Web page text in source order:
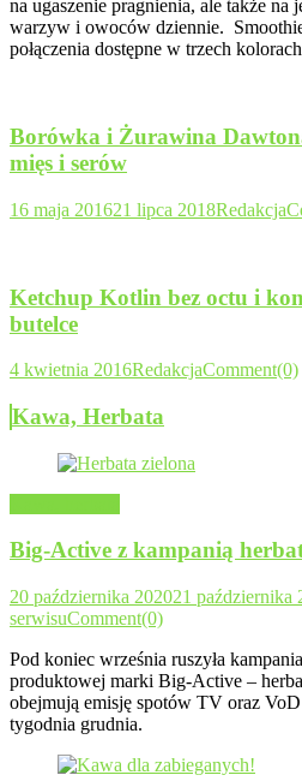
na ugaszenie pragnienia, ale także na
warzyw i owoców dziennie.
połączenia dostępne w trzech
Borówka i Żurawina
mięs i serów
16 maja 201621 lipca 2018Redakcja
Ketchup Kotlin bez octu i
butelce
4 kwietnia 2016RedakcjaComment(0)
Kawa, Herbata
Big-Active z kampanią
20 października 202021 października
serwisuComment(0)
Pod koniec września ruszyła
produktowej marki Big-Active –
obejmują emisję spotów TV oraz
tygodnia grudnia.